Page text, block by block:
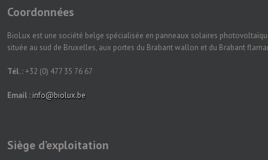
Coordonnées
BioLux est une société belge spécialisée en panneaux solaires
située au sud de Bruxelles, aux portes du Brabant wallon et du Brabant
Tél. :+32 (0) 477 35 76 67
Email : info@biolux.be
Siège d’exploitation